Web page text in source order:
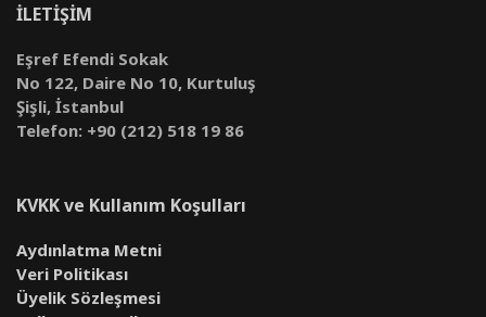
İLETİŞİM
Eşref Efendi Sokak
No 122, Daire No 10, Kurtuluş
Şişli, İstanbul
Telefon: +90 (212) 518 19 86
KVKK ve Kullanım Koşulları
Aydınlatma Metni
Veri Politikası
Üyelik Sözleşmesi